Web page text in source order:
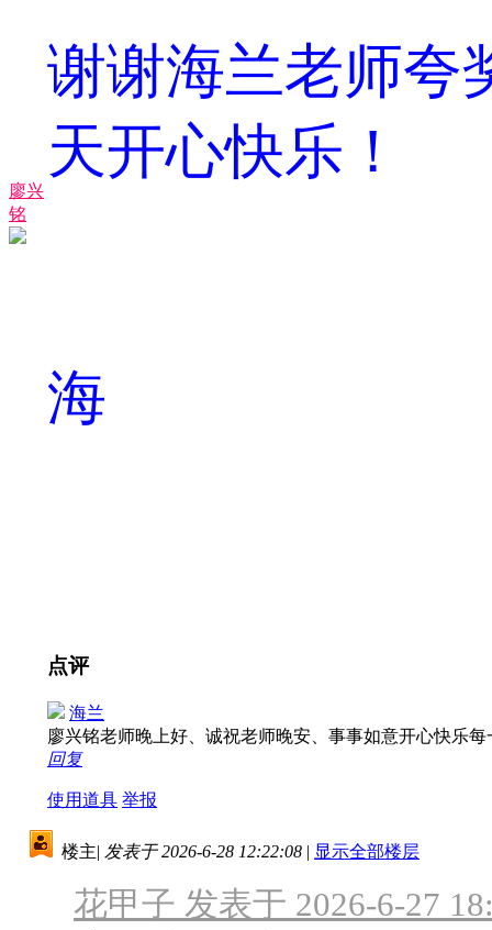
廖兴
铭
谢谢海兰老师夸
天开心快乐！
海
点评
海兰
廖兴铭老师晚上好、诚祝老师晚安、事事如意开心快乐
回复
使用道具 举报
楼主| 发表于 2026-6-28 12:22:08 | 显示全部楼层
花甲子 发表于 2026-6-27